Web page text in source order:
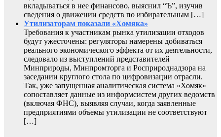
вкладываться в нее финансово, выяснил “Ъ”, изучив
сведения о движении средств по избирательным […]
Утилизаторам показали «Хомяка»
Требования к участникам рынка утилизации отходов
будут ужесточены: регуляторы намерены добиваться
реального экономического эффекта от их деятельности,
следовало из выступлений представителей
Минприроды, Минпромторга и Росприроднадзора на
заседании круглого стола по цифровизации отрасли.
Так, уже запущенная аналитическая система «Хомяк»
сопоставляет данные из информсистем других ведомств
(включая ФНС), выявляя случаи, когда заявленные
предприятиями объемы утилизации не соответствуют
[…]